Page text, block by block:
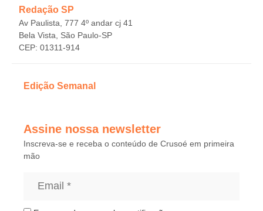
Redação SP
Av Paulista, 777 4º andar cj 41
Bela Vista, São Paulo-SP
CEP: 01311-914
Edição Semanal
Assine nossa newsletter
Inscreva-se e receba o conteúdo de Crusoé em primeira
mão